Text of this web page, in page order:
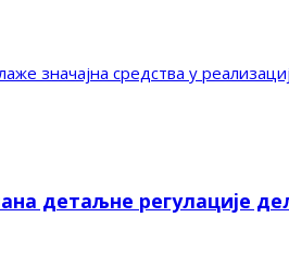
значајна средства у
детаљне регулације